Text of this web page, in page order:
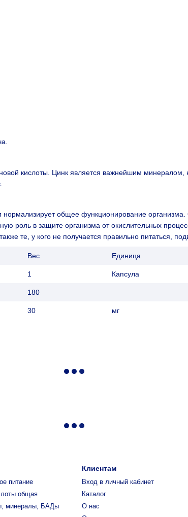
кислоты. Цинк является важнейшим минералом,
общее функционирование
роль в защите организма от окислительных
те, у кого не получается правильно питаться,
Вес Единица
1 Капсула
180
30 мг
питание
общая
минералы, БАДы
Клиентам
Вход в личный кабинет
Каталог
О нас